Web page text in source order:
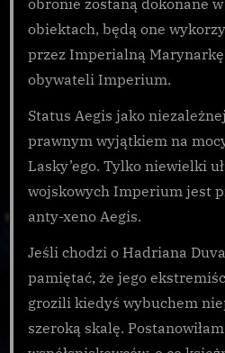
obiektach, będą one
przez Imperialną
obywateli Imperium.
Status Aegis jako
prawnym wyjątkiem na
Lasky’ego. Tylko niewielki
wojskowych Imperium jest
anty-xeno Aegis.
Jeśli chodzi o Hadriana
pamiętać, że jego
grozili kiedyś wybuchem
szeroką skalę.